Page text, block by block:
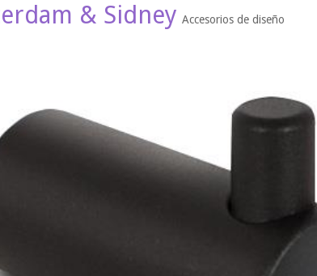
& Sidney Accesorios de diseño